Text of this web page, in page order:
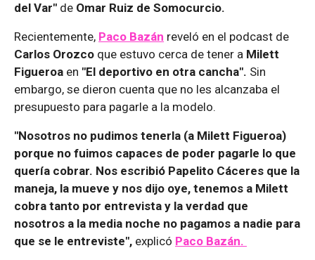
del Var" de Omar Ruiz de Somocurcio.
Recientemente, Paco Bazán reveló en el podcast de
Carlos Orozco que estuvo cerca de tener a Milett
Figueroa en "El deportivo en otra cancha". Sin
embargo, se dieron cuenta que no les alcanzaba el
presupuesto para pagarle a la modelo.
"Nosotros no pudimos tenerla (a Milett Figueroa)
porque no fuimos capaces de poder pagarle lo que
quería cobrar. Nos escribió Papelito Cáceres que la
maneja, la mueve y nos dijo oye, tenemos a Milett
cobra tanto por entrevista y la verdad que
nosotros a la media noche no pagamos a nadie para
que se le entreviste", explicó Paco Bazán.